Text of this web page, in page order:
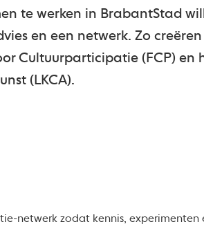
te werken in BrabantStad
en een netwerk. Zo
Cultuurparticipatie (FCP) en
(LKCA).
netwerk zodat kennis,